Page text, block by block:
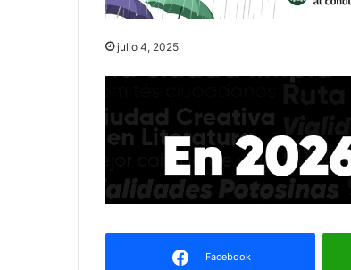
julio 4, 2025
Facebook